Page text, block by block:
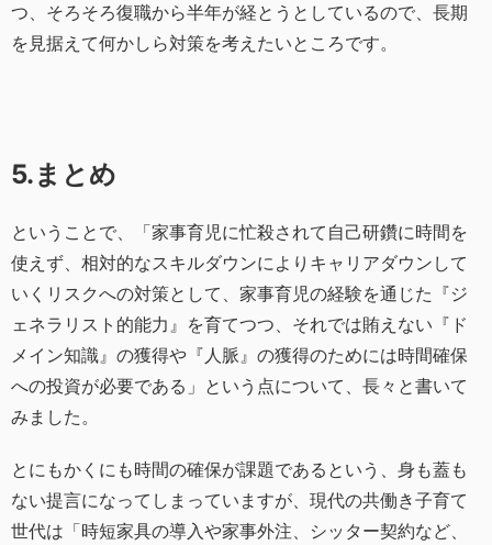
つ、そろそろ復職から半年が経とうとしているので、長期
を見据えて何かしら対策を考えたいところです。
5.まとめ
ということで、「家事育児に忙殺されて自己研鑽に時間を
使えず、相対的なスキルダウンによりキャリアダウンして
いくリスクへの対策として、家事育児の経験を通じた『ジ
ェネラリスト的能力』を育てつつ、それでは賄えない『ド
メイン知識』の獲得や『人脈』の獲得のためには時間確保
への投資が必要である」という点について、長々と書いて
みました。
とにもかくにも時間の確保が課題であるという、身も蓋も
ない提言になってしまっていますが、現代の共働き子育て
世代は「時短家具の導入や家事外注、シッター契約など、